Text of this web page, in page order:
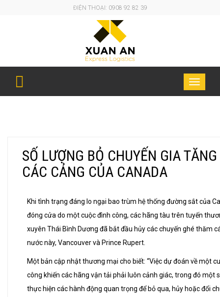
ĐIỆN THOẠI: 0908 92 82 39
Toggle
SỐ LƯỢNG BỎ CHUYẾN GIA TĂNG TẠI CÁC CẢNG
CỦA CANADA
SỐ LƯỢNG BỎ CHUYẾN GIA
CÁC CẢNG CỦA CANADA
Khi tình trạng đáng lo ngại bao trùm hệ thống đường sắt của
đóng cửa do một cuộc đình công, các hãng tàu trên tuyến
xuyên Thái Bình Dương đã bắt đầu hủy các chuyến ghé thăm
nước này, Vancouver và Prince Rupert.
Một bản cập nhật thương mại cho biết: “Việc dự đoán về một
công khiến các hãng vận tải phải luôn cảnh giác, trong đó một
thực hiện các hành động quan trọng để bỏ qua, hủy hoặc đổi